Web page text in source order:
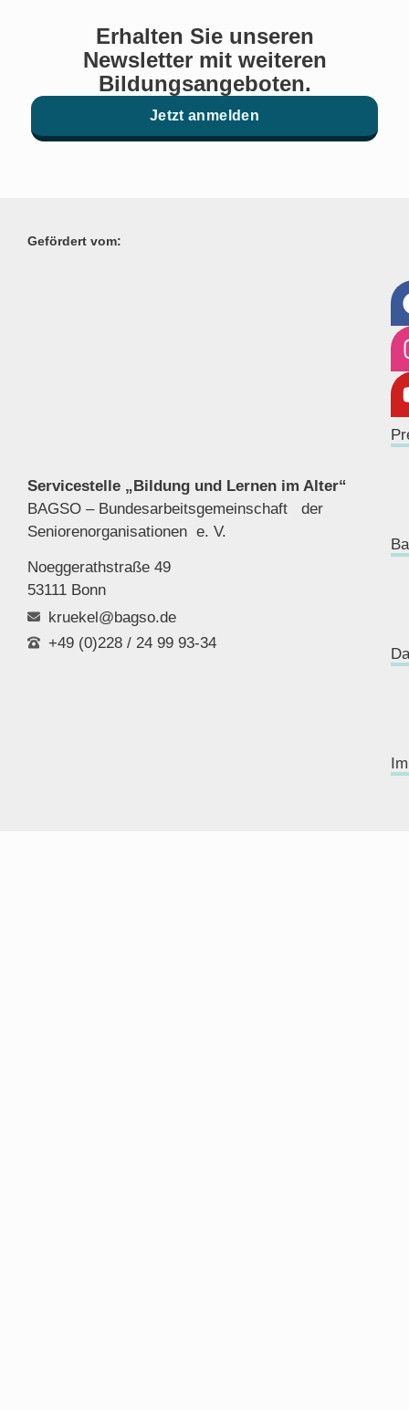
Erhalten Sie unseren
Newsletter mit weiteren
Bildungsangeboten.
Jetzt anmelden
Gefördert vom:
Servicestelle „Bildung und Lernen im Alter“
BAGSO – Bundesarbeitsgemeinschaft der
Seniorenorganisationen e. V.
Noeggerathstraße 49
53111 Bonn
kruekel@bagso.de
+49 (0)228 / 24 99 93-34